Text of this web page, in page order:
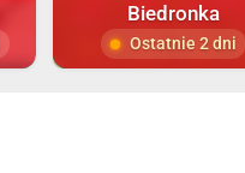
Biedronka
Ostatnie 2 dni